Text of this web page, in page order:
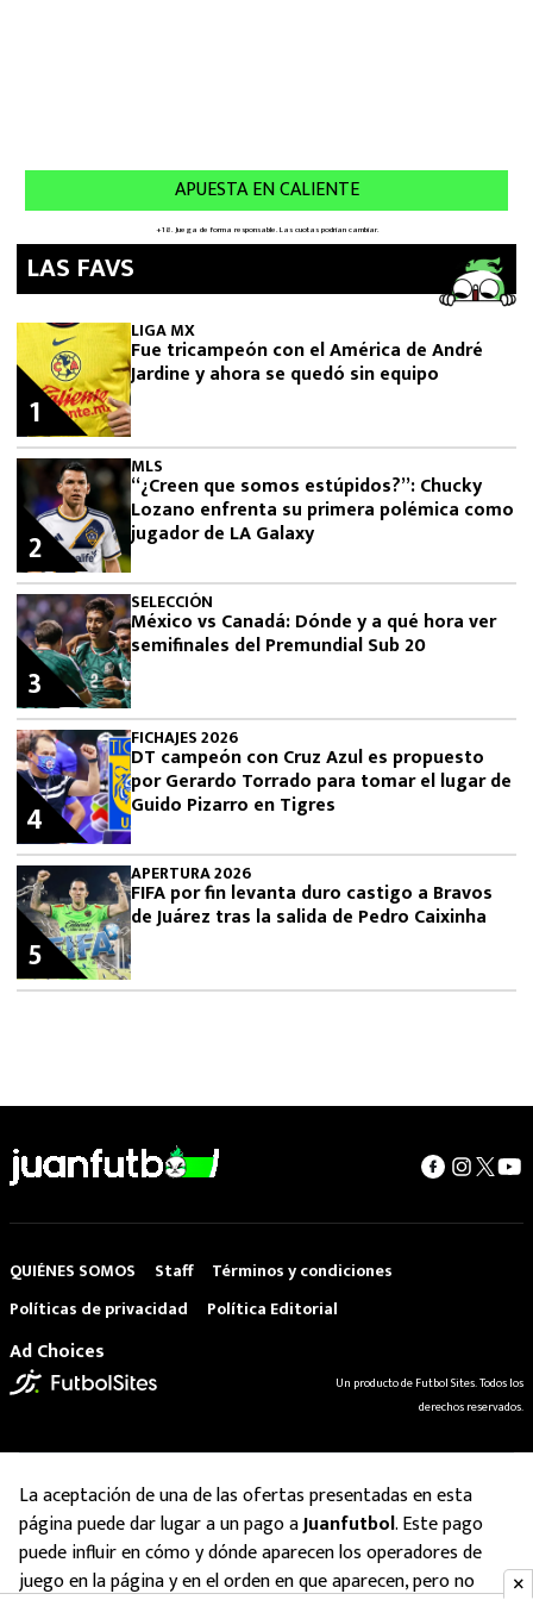
LAS FAVS
LIGA MX
Fue tricampeón con el América de André
Jardine y ahora se quedó sin equipo
1
MLS
“¿Creen que somos estúpidos?”: Chucky
Lozano enfrenta su primera polémica como
jugador de LA Galaxy
2
SELECCIÓN
México vs Canadá: Dónde y a qué hora ver
semifinales del Premundial Sub 20
3
FICHAJES 2026
DT campeón con Cruz Azul es propuesto
por Gerardo Torrado para tomar el lugar de
Guido Pizarro en Tigres
4
APERTURA 2026
FIFA por fin levanta duro castigo a Bravos
de Juárez tras la salida de Pedro Caixinha
5
QUIÉNES SOMOS Staff
Términos y condiciones
Políticas de privacidad
Política Editorial
Ad Choices
Un producto de Futbol Sites. Todos los
derechos reservados.
La aceptación de una de las ofertas presentadas en esta
página puede dar lugar a un pago aJuanfutbol. Este pago
puede influir en cómo y dónde aparecen los operadores de
juego en la página y en el orden en que aparecen, pero no